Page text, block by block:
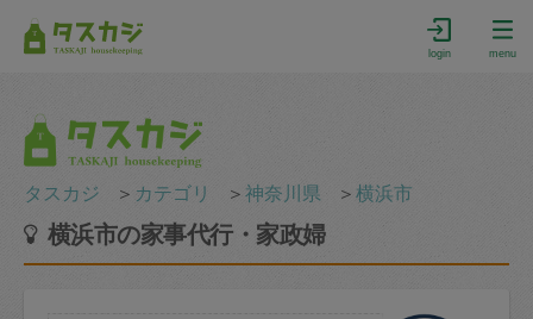
login menu
タスカジ ＞ カテゴリ ＞神奈川県 ＞横浜市
横浜市の家事代行・家政婦